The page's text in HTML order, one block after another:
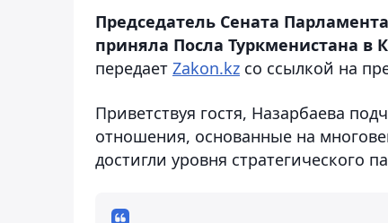
Председатель Сената
приняла Посла Туркменистана в
передает Zakon.kz со ссылкой на
Приветствуя гостя, Назарбаева
отношения, основанные на
достигли уровня стратегического